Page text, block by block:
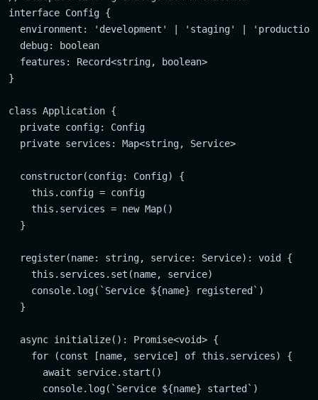
interface Config {
environment: 'development' | 'staging' |
  debug: boolean
  features: Record<string, boolean>
}
class Application {
  private config: Config
  private services: Map<string, Service>
  constructor(config: Config) {
    this.config = config
    this.services = new Map()
  }
  register(name: string, service: Service): void {
    this.services.set(name, service)
    console.log(`Service ${name} registered`)
  }
  async initialize(): Promise<void> {
    for (const [name, service] of this.services) {
      await service.start()
      console.log(`Service ${name} started`)